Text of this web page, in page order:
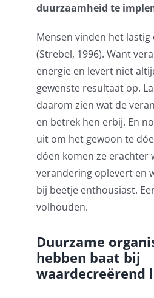
duurzaamheid te
Mensen vinden het
(Strebel, 1996). Want
energie en levert niet
gewenste resultaat op.
daarom zien wat de
en betrek hen erbij. En
uit om het gewoon te
dóen komen ze erachter
verandering oplevert en
bij beetje enthousiast.
volhouden.
Duurzame
hebben baat bij
waardecreërend